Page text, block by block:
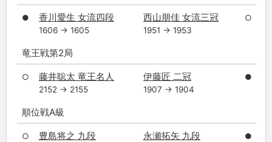
● 香川愛生 女流四段
1606 → 1605
西山朋佳 女流三冠
1951 → 1953
○
竜王戦第2局
○ 藤井聡太 竜王名人
2152 → 2155
伊藤匠 二冠
1907 → 1904
●
順位戦A級
○ 豊島将之 九段 永瀬拓矢 九段 ●